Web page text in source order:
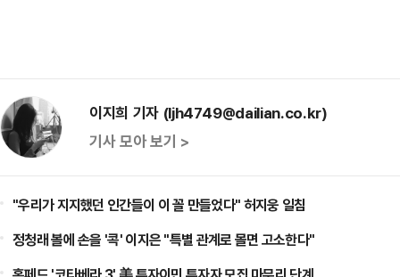
이지희 기자 (ljh4749@dailian.co.kr)
기사 모아 보기 >
"우리가 지지했던 인간들이 이 꼴 만들었다" 허지웅 일침
정청래 볼에 손을 '콕' 이지은 "특별 관계로 몰면 고소한다"